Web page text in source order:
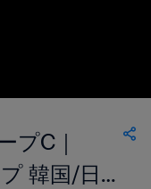
プC｜
韓国/日本